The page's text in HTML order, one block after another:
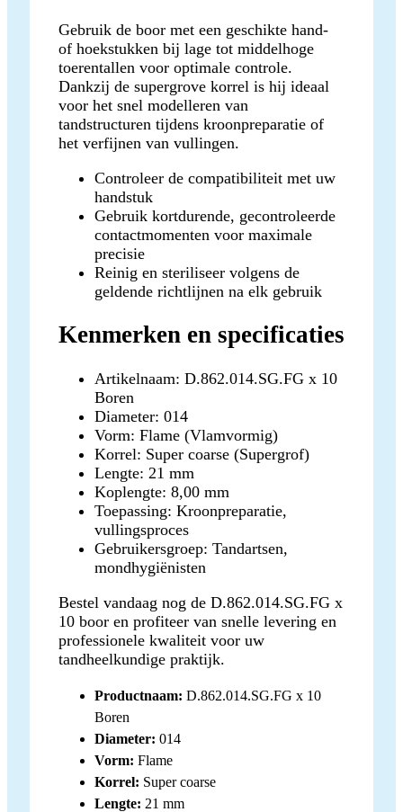
Gebruik de boor met een geschikte hand-
of hoekstukken bij lage tot middelhoge
toerentallen voor optimale controle.
Dankzij de supergrove korrel is hij ideaal
voor het snel modelleren van
tandstructuren tijdens kroonpreparatie of
het verfijnen van vullingen.
Controleer de compatibiliteit met uw
handstuk
Gebruik kortdurende, gecontroleerde
contactmomenten voor maximale
precisie
Reinig en steriliseer volgens de
geldende richtlijnen na elk gebruik
Kenmerken en specificaties
Artikelnaam: D.862.014.SG.FG x 10
Boren
Diameter: 014
Vorm: Flame (Vlamvormig)
Korrel: Super coarse (Supergrof)
Lengte: 21 mm
Koplengte: 8,00 mm
Toepassing: Kroonpreparatie,
vullingsproces
Gebruikersgroep: Tandartsen,
mondhygiënisten
Bestel vandaag nog de D.862.014.SG.FG x
10 boor en profiteer van snelle levering en
professionele kwaliteit voor uw
tandheelkundige praktijk.
Productnaam: D.862.014.SG.FG x 10
Boren
Diameter: 014
Vorm: Flame
Korrel: Super coarse
Lengte: 21 mm